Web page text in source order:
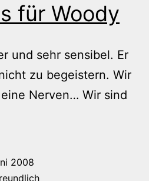
für Woody
und sehr sensibel. Er
zu begeistern. Wir
Nerven… Wir sind
2008